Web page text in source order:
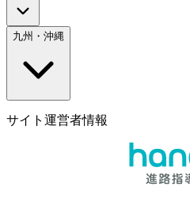
九州・沖縄
サイト運営者情報